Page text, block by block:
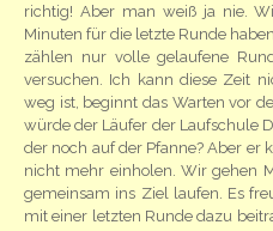
richtig! Aber man weiß ja nie.
Minuten für die letzte Runde
zählen nur volle gelaufene
versuchen. Ich kann diese Zeit
weg ist, beginnt das Warten vor
würde der Läufer der Laufschule
der noch auf der Pfanne? Aber er
nicht mehr einholen. Wir gehen
gemeinsam ins Ziel laufen. Es
mit einer letzten Runde dazu